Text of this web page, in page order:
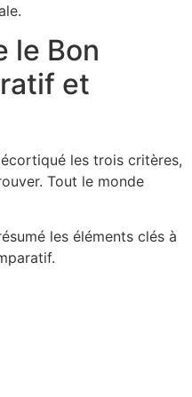
le Bon
et
les trois critères,
Tout le monde
les éléments clés à